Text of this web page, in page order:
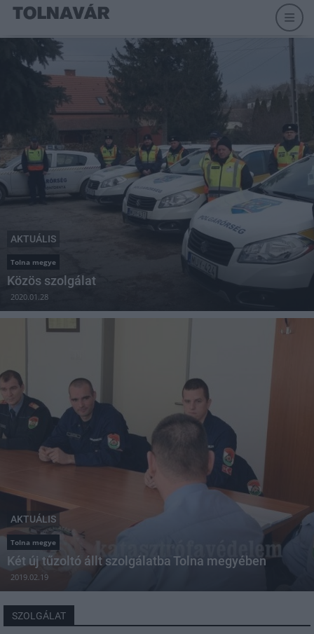
AKTUÁLIS
Tolna megye
Közös szolgálat
2020.01.28
AKTUÁLIS
Tolna megye
Két új tűzoltó állt szolgálatba Tolna megyében
2019.02.19
SZOLGÁLAT